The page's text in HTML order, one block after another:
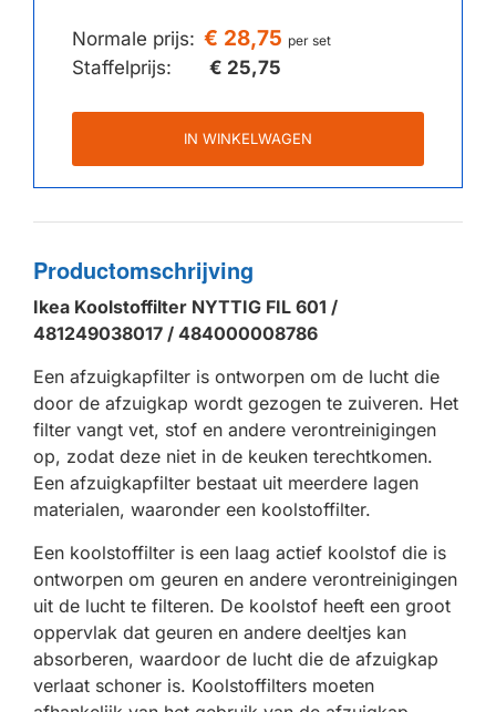
Normale prijs: € 28,75 per set
Staffelprijs: € 25,75
IN WINKELWAGEN
Productomschrijving
Ikea Koolstoffilter NYTTIG FIL 601 /
481249038017 / 484000008786
Een afzuigkapfilter is ontworpen om de lucht die
door de afzuigkap wordt gezogen te zuiveren. Het
filter vangt vet, stof en andere verontreinigingen
op, zodat deze niet in de keuken terechtkomen.
Een afzuigkapfilter bestaat uit meerdere lagen
materialen, waaronder een koolstoffilter.
Een koolstoffilter is een laag actief koolstof die is
ontworpen om geuren en andere verontreinigingen
uit de lucht te filteren. De koolstof heeft een groot
oppervlak dat geuren en andere deeltjes kan
absorberen, waardoor de lucht die de afzuigkap
verlaat schoner is. Koolstoffilters moeten